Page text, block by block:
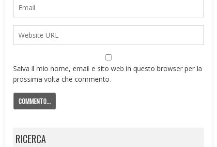
Salva il mio nome, email e sito web in questo browser per la
prossima volta che commento.
RICERCA